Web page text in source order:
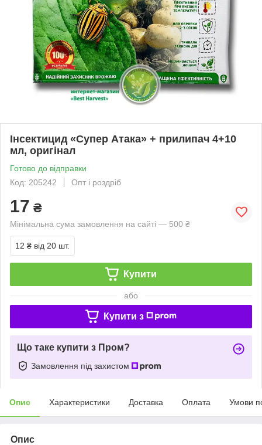
Інсектицид «Супер Атака» + прилипач 4+10
мл, оригінал
Готово до відправки
Код: 205242
Опт і роздріб
17 ₴
Мінімальна сума замовлення на сайті — 500 ₴
12 ₴ від 20 шт.
Купити
або
Купити з
Що таке купити з Пром?
Замовлення під захистом
Опис Характеристики Доставка Оплата Умови
Опис